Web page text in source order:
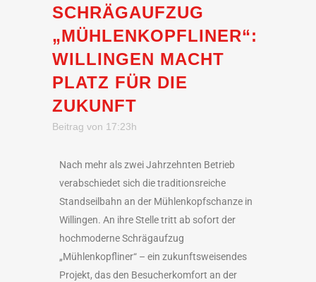
SCHRÄGAUFZUG
„MÜHLENKOPFLINER“:
WILLINGEN MACHT
PLATZ FÜR DIE
ZUKUNFT
Beitrag von 17:23h
Nach mehr als zwei Jahrzehnten Betrieb
verabschiedet sich die traditionsreiche
Standseilbahn an der Mühlenkopfschanze in
Willingen. An ihre Stelle tritt ab sofort der
hochmoderne Schrägaufzug
„Mühlenkopfliner“ – ein zukunftsweisendes
Projekt, das den Besucherkomfort an der